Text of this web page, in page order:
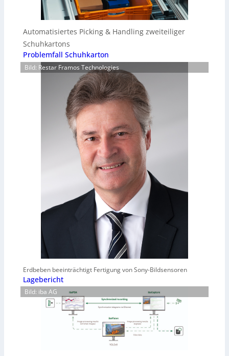
Automatisiertes Picking & Handling zweiteiliger
Schuhkartons
Problemfall Schuhkarton
Bild: Restar Framos Technologies
Erdbeben beeinträchtigt Fertigung von Sony-Bildsensoren
Lagebericht
Bild: iba AG